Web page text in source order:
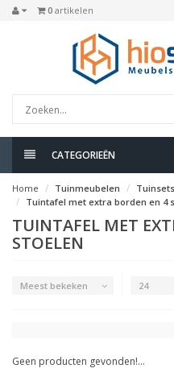
0 artikelen
CATEGORIEËN
Home Tuinmeubelen
Tuinsets
Tuintafel met extra borden en 4
TUINTAFEL MET
STOELEN
Meest bekeken 24
Geen producten gevonden!...